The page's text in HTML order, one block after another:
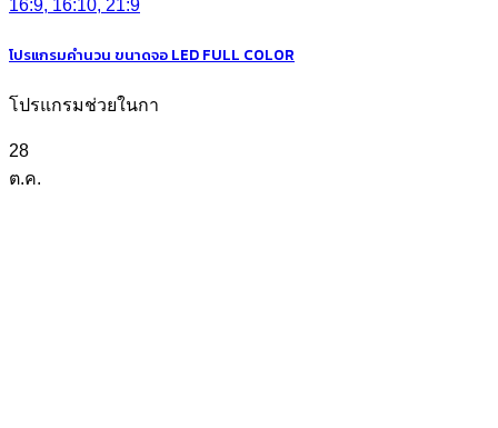
โปรแกรมคำนวน ขนาดจอ LED FULL COLOR
โปรแกรมช่วยในกา
28
ต.ค.